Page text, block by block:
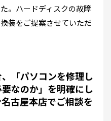
。ハードディスクの故障
装をご提案させていただ
「パソコンを修理し
なのか」を明確にし
古屋本店でご相談を